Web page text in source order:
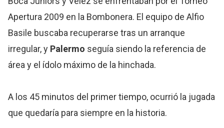
Apertura 2009 en la Bombonera. El equipo de Alfio
Basile buscaba recuperarse tras un arranque
irregular, y Palermo seguía siendo la referencia de
área y el ídolo máximo de la hinchada.
A los 45 minutos del primer tiempo, ocurrió la jugada
que quedaría para siempre en la historia.